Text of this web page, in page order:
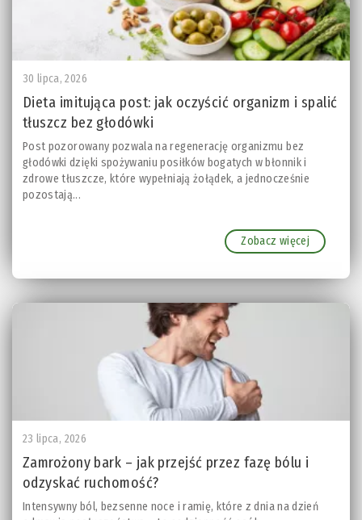
30 lipca, 2026
Dieta imitująca post: jak oczyścić organizm i spalić
tłuszcz bez głodówki
Post pozorowany pozwala na regenerację organizmu bez
głodówki dzięki spożywaniu posiłków bogatych w błonnik i
zdrowe tłuszcze, które wypełniają żołądek, a jednocześnie
pozostają...
Zobacz więcej
23 lipca, 2026
Zamrożony bark – jak przejść przez fazę bólu i
odzyskać ruchomość?
Intensywny ból, bezsenne noce i ramię, które z dnia na dzień